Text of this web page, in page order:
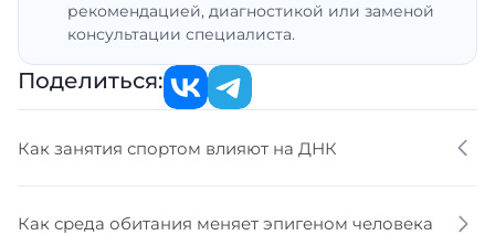
рекомендацией, диагностикой или заменой
консультации специалиста.
Поделиться:
Как занятия спортом влияют на ДНК
Как среда обитания меняет эпигеном человека